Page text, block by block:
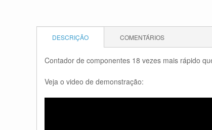
DESCRIÇÃO COMENTÁRIOS
Contador de componentes 18 vezes mais rápido
Veja o video de demonstração: